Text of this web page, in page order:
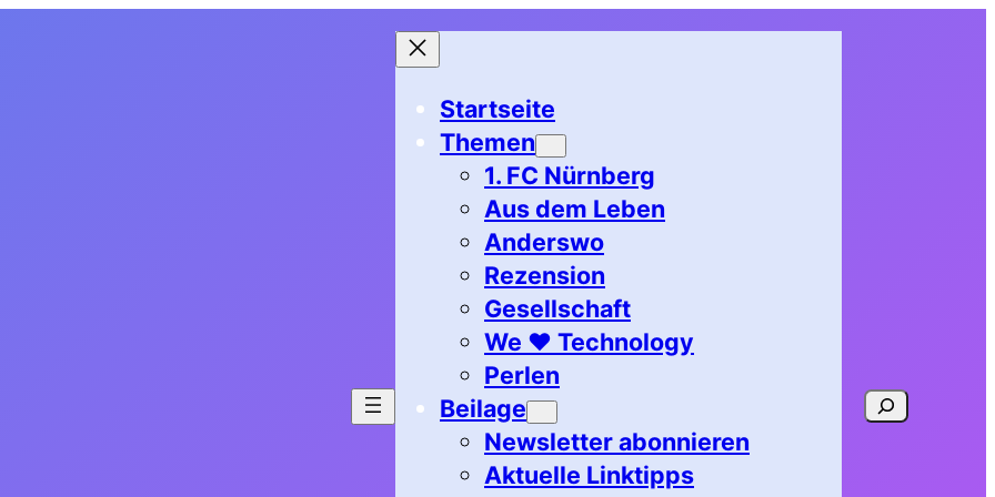
Startseite
Themen
1. FC Nürnberg
Aus dem Leben
Anderswo
Rezension
Gesellschaft
We ♥ Technology
Perlen
Beilage
Newsletter abonnieren
Aktuelle Linktipps
Suchen